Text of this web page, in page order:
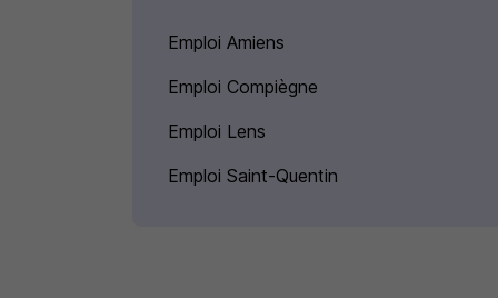
Emploi Amiens
Emploi Compiègne
Emploi Lens
Emploi Saint-Quentin